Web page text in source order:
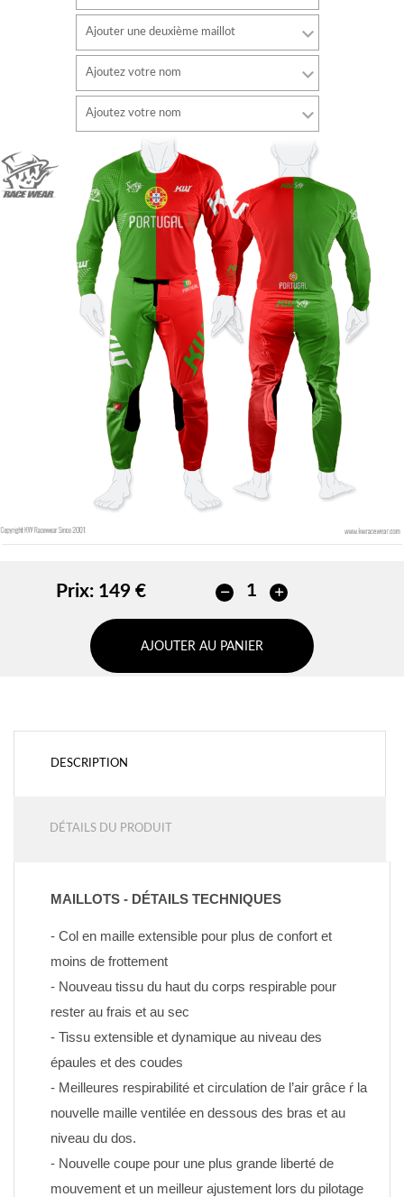
Ajouter une deuxième maillot
Ajoutez votre nom
Couleur de la police
Couleur du contour
Sans contour
AJOUTER
Ajoutez votre nom
style
Couleur de la police
Couleur du contour
Sans contour
AJOUTER
Prix: 149 €
AJOUTER AU PANIER
DESCRIPTION
DÉTAILS DU PRODUIT
MAILLOTS - DÉTAILS TECHNIQUES
- Col en maille extensible pour plus de confort et
moins de frottement
- Nouveau tissu du haut du corps respirable pour
rester au frais et au sec
- Tissu extensible et dynamique au niveau des
épaules et des coudes
- Meilleures respirabilité et circulation de l’air grâce ŕ la
nouvelle maille ventilée en dessous des bras et au
niveau du dos.
- Nouvelle coupe pour une plus grande liberté de
mouvement et un meilleur ajustement lors du pilotage